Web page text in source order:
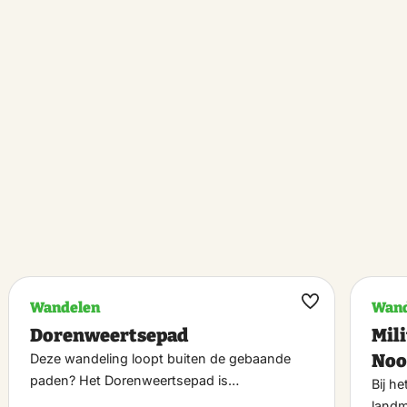
Wandelen
Dorenweertsepad
Deze wandeling loopt buiten de gebaande
paden? Het Dorenweertsepad is…
Maak
Bij